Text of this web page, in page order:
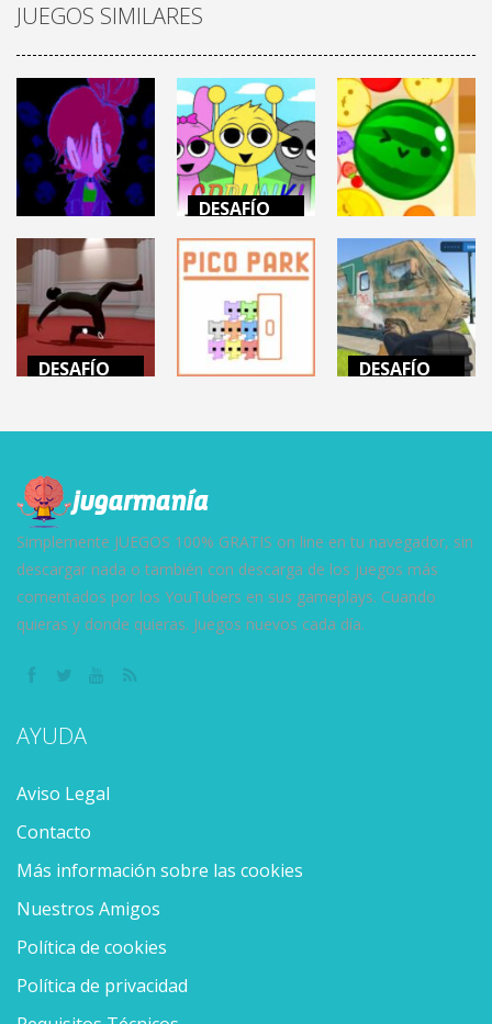
JUEGOS SIMILARES
DESAFÍO
MENTAL
MINDWAVE
DESAFÍO
INCREDIBOX
SPRUNKI
12.4K
DESAFÍO
MENTAL
SUIKA GAME
22.3K
DESAFÍO
16.2K
DESAFÍO
Simplemente JUEGOS 100% GRATIS on line en tu navegador, sin
descargar nada o también con descarga de los juegos más
comentados por los YouTubers en sus gameplays. Cuando
quieras y donde quieras. Juegos nuevos cada día.
AYUDA
Aviso Legal
Contacto
Más información sobre las cookies
Nuestros Amigos
Política de cookies
Política de privacidad